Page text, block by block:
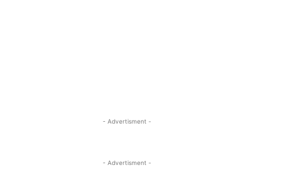
- Advertisment -
- Advertisment -